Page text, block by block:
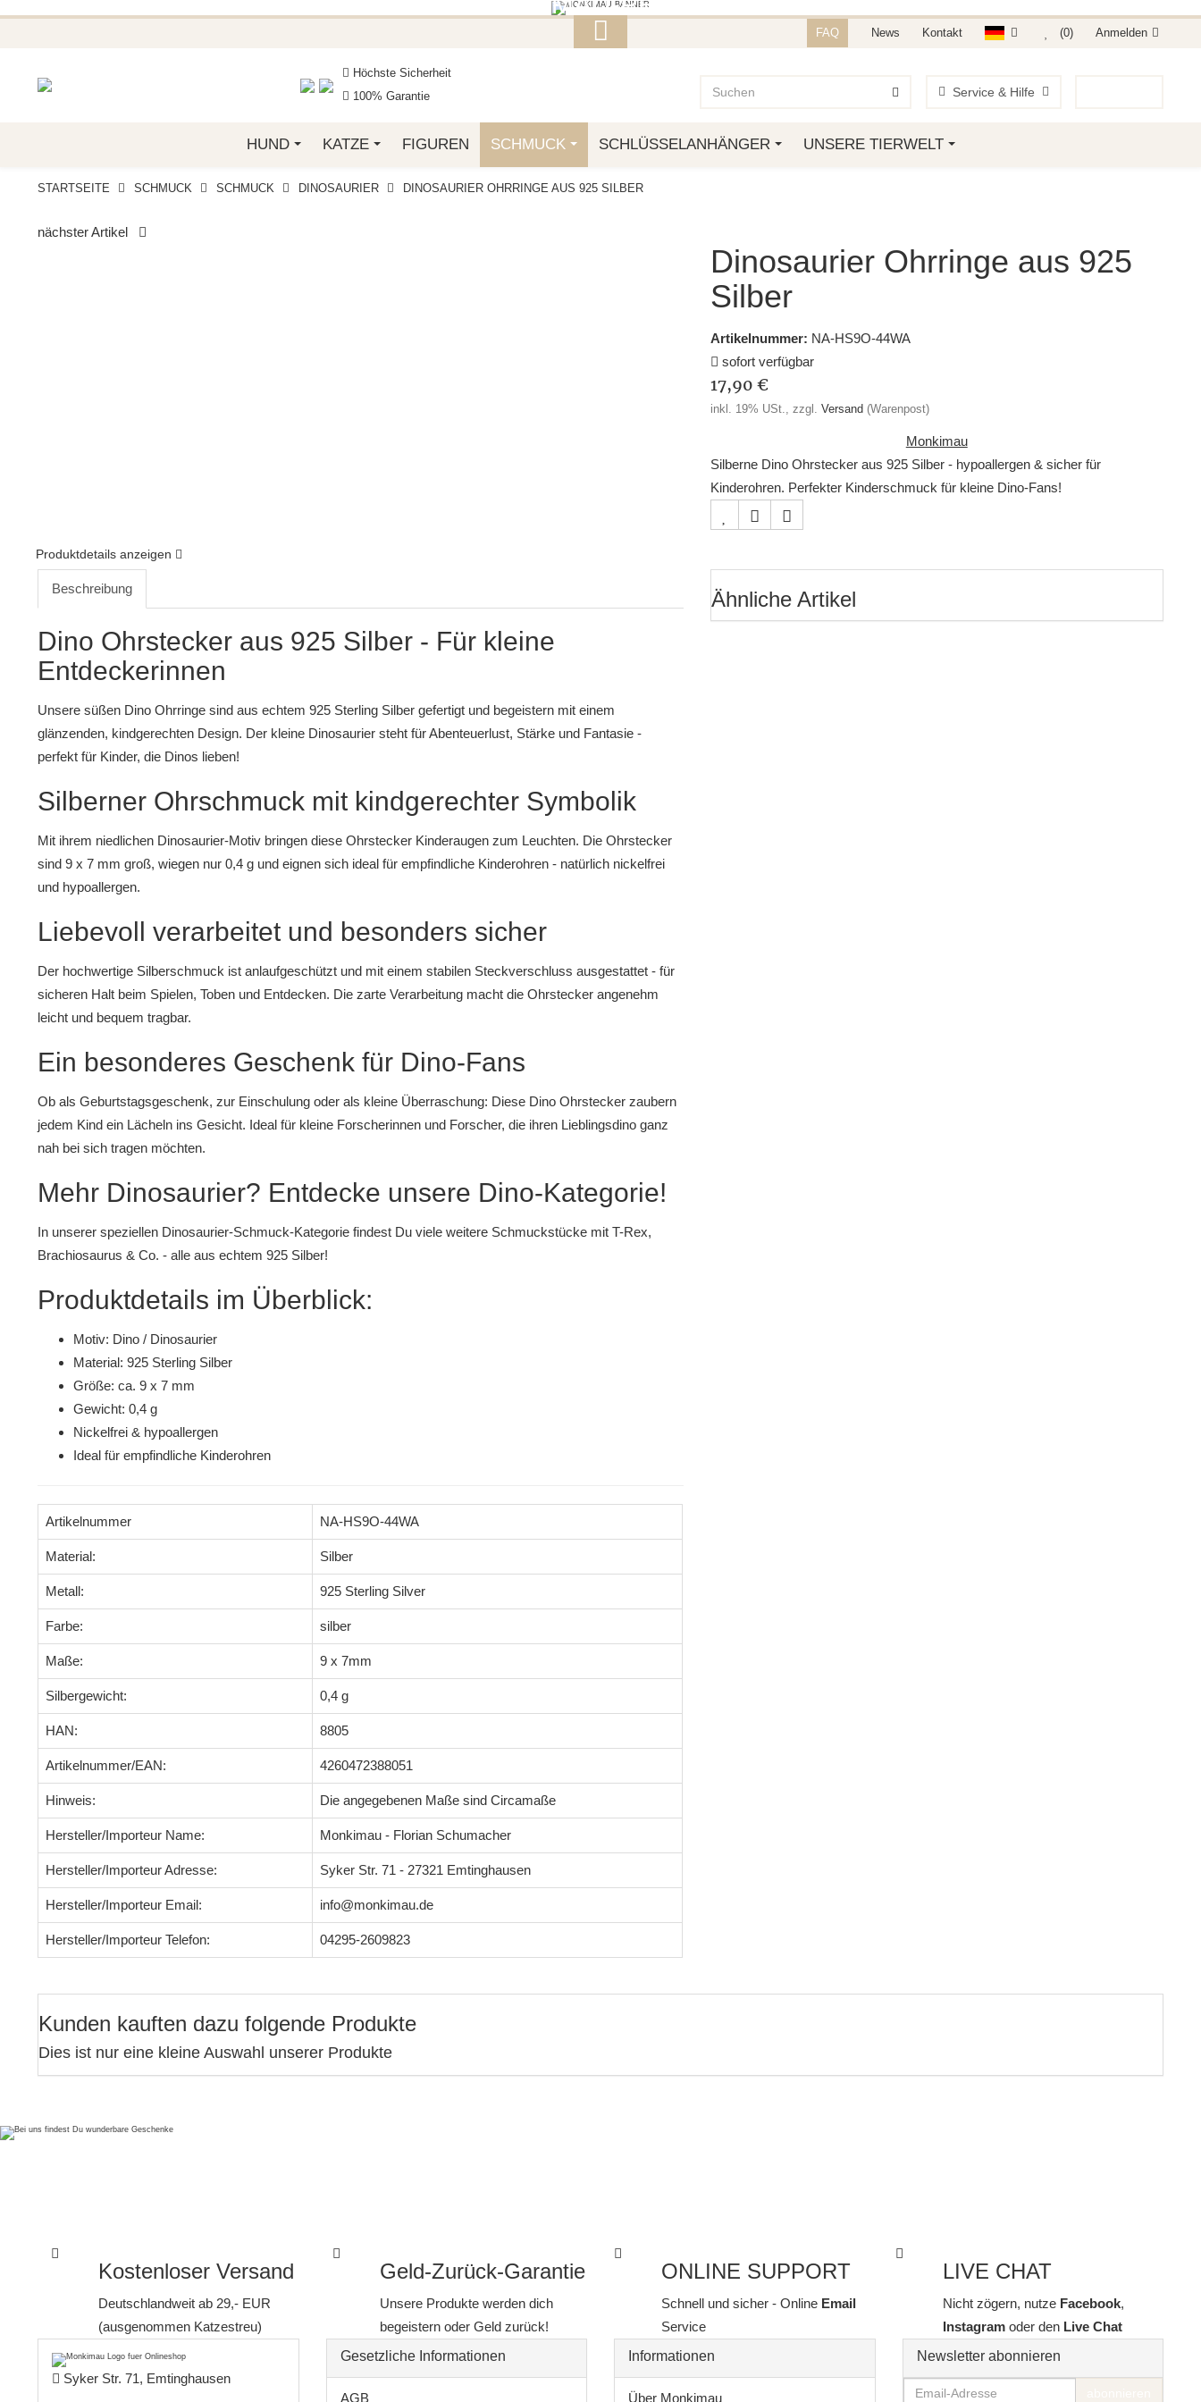
OTTO.
FAQ News Kontakt (0) Anmelden
Höchste Sicherheit
100% Garantie
Service & Hilfe
HUND KATZE FIGUREN SCHMUCK SCHLÜSSELANHÄNGER UNSERE TIERWELT
STARTSEITE SCHMUCK SCHMUCK DINOSAURIER DINOSAURIER OHRRINGE AUS 925 SILBER
nächster Artikel
Dinosaurier Ohrringe aus 925
Silber
Artikelnummer: NA-HS9O-44WA
sofort verfügbar
17,90 €
inkl. 19% USt., zzgl. Versand (Warenpost)
Monkimau
Silberne Dino Ohrstecker aus 925 Silber - hypoallergen & sicher für
Kinderohren. Perfekter Kinderschmuck für kleine Dino-Fans!
Produktdetails anzeigen
Beschreibung
Dino Ohrstecker aus 925 Silber - Für kleine
Entdeckerinnen
Unsere süßen Dino Ohrringe sind aus echtem 925 Sterling Silber gefertigt und begeistern mit einem
glänzenden, kindgerechten Design. Der kleine Dinosaurier steht für Abenteuerlust, Stärke und Fantasie -
perfekt für Kinder, die Dinos lieben!
Silberner Ohrschmuck mit kindgerechter Symbolik
Mit ihrem niedlichen Dinosaurier-Motiv bringen diese Ohrstecker Kinderaugen zum Leuchten. Die Ohrstecker
sind 9 x 7 mm groß, wiegen nur 0,4 g und eignen sich ideal für empfindliche Kinderohren - natürlich nickelfrei
und hypoallergen.
Liebevoll verarbeitet und besonders sicher
Der hochwertige Silberschmuck ist anlaufgeschützt und mit einem stabilen Steckverschluss ausgestattet - für
sicheren Halt beim Spielen, Toben und Entdecken. Die zarte Verarbeitung macht die Ohrstecker angenehm
leicht und bequem tragbar.
Ein besonderes Geschenk für Dino-Fans
Ob als Geburtstagsgeschenk, zur Einschulung oder als kleine Überraschung: Diese Dino Ohrstecker zaubern
jedem Kind ein Lächeln ins Gesicht. Ideal für kleine Forscherinnen und Forscher, die ihren Lieblingsdino ganz
nah bei sich tragen möchten.
Mehr Dinosaurier? Entdecke unsere Dino-Kategorie!
In unserer speziellen Dinosaurier-Schmuck-Kategorie findest Du viele weitere Schmuckstücke mit T-Rex,
Brachiosaurus & Co. - alle aus echtem 925 Silber!
Produktdetails im Überblick:
Motiv: Dino / Dinosaurier
Material: 925 Sterling Silber
Größe: ca. 9 x 7 mm
Gewicht: 0,4 g
Nickelfrei & hypoallergen
Ideal für empfindliche Kinderohren
Artikelnummer NA-HS9O-44WA
Material: Silber
Metall: 925 Sterling Silver
Farbe: silber
Maße: 9 x 7mm
Silbergewicht: 0,4 g
HAN: 8805
Artikelnummer/EAN: 4260472388051
Hinweis: Die angegebenen Maße sind Circamaße
Hersteller/Importeur Name: Monkimau - Florian Schumacher
Hersteller/Importeur Adresse: Syker Str. 71 - 27321 Emtinghausen
Hersteller/Importeur Email: info@monkimau.de
Hersteller/Importeur Telefon: 04295-2609823
Ähnliche Artikel
Kunden kauften dazu folgende Produkte
Dies ist nur eine kleine Auswahl unserer Produkte
Kostenloser Versand
Deutschlandweit ab 29,- EUR
(ausgenommen Katzestreu)
Geld-Zurück-Garantie
Unsere Produkte werden dich
begeistern oder Geld zurück!
ONLINE SUPPORT
Schnell und sicher - Online Email
Service
LIVE CHAT
Nicht zögern, nutze Facebook,
Instagram oder denLive Chat
Syker Str. 71, Emtinghausen
Gesetzliche Informationen
AGB
Informationen
Über Monkimau
Newsletter abonnieren
Email-